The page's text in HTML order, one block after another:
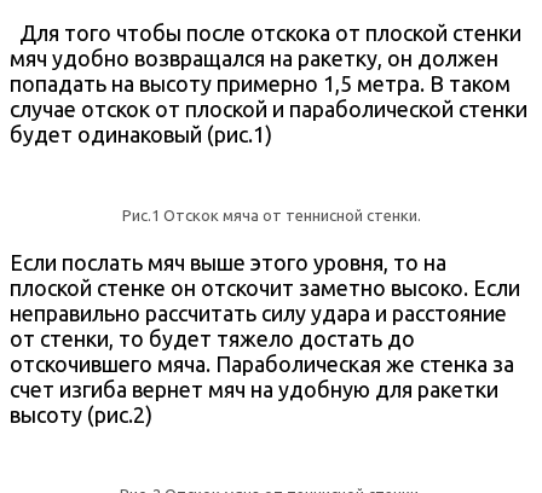
Для того чтобы после отскока от плоской стенки
мяч удобно возвращался на ракетку, он должен
попадать на высоту примерно 1,5 метра. В таком
случае отскок от плоской и параболической стенки
будет одинаковый (рис.1)
Рис.1 Отскок мяча от теннисной стенки.
Если послать мяч выше этого уровня, то на
плоской стенке он отскочит заметно высоко. Если
неправильно рассчитать силу удара и расстояние
от стенки, то будет тяжело достать до
отскочившего мяча. Параболическая же стенка за
счет изгиба вернет мяч на удобную для ракетки
высоту (рис.2)